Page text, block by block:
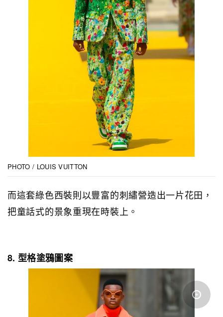
PHOTO / LOUIS VUITTON
而這套綠色西裝則以豐富的刺繡營造出一片花田，
把童話式的景象重現在時裝上。
8. 型格塗鴉圖案